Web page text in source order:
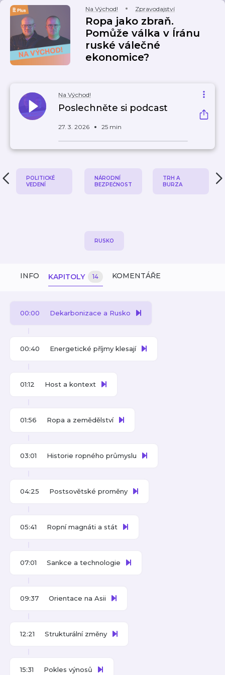
Na Východ! Zpravodajství
Ropa jako zbraň.
Pomůže válka v Íránu
ruské válečné
ekonomice?
Na Východ!
Poslechněte si podcast
27. 3. 2026 25 min
POLITICKÉ
VEDENÍ
NÁRODNÍ
BEZPEČNOST
TRH A
BURZA
RUSKO
INFO KAPITOLY 14 KOMENTÁŘE
00:00 Dekarbonizace a Rusko
00:40 Energetické příjmy klesají
01:12 Host a kontext
01:56 Ropa a zemědělství
03:01 Historie ropného průmyslu
04:25 Postsovětské proměny
05:41 Ropní magnáti a stát
07:01 Sankce a technologie
09:37 Orientace na Asii
12:21 Strukturální změny
15:31 Pokles výnosů